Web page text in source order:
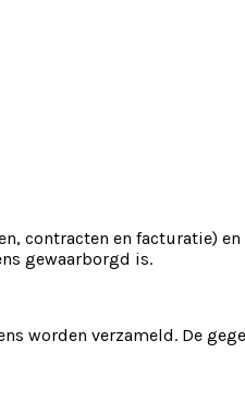
contracten en facturatie) en
gewaarborgd is.
worden verzameld. De